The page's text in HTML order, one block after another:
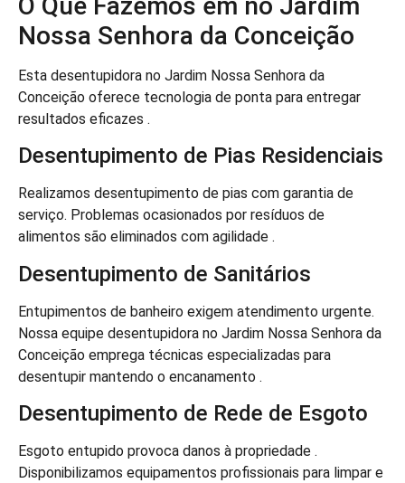
Nossa Senhora da Conceição
Esta desentupidora no Jardim Nossa Senhora da
Conceição oferece tecnologia de ponta para entregar
resultados eficazes .
Desentupimento de Pias Residenciais
Realizamos desentupimento de pias com garantia de
serviço. Problemas ocasionados por resíduos de
alimentos são eliminados com agilidade .
Desentupimento de Sanitários
Entupimentos de banheiro exigem atendimento urgente.
Nossa equipe desentupidora no Jardim Nossa Senhora da
Conceição emprega técnicas especializadas para
desentupir mantendo o encanamento .
Desentupimento de Rede de Esgoto
Esgoto entupido provoca danos à propriedade .
Disponibilizamos equipamentos profissionais para limpar e